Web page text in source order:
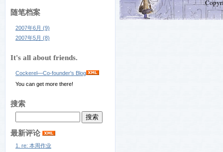
随笔档案
2007年6月 (9)
2007年5月 (8)
It's all about friends.
Cockerel—Co-founder's Blog
You can get more there!
搜索
最新评论
1. re: 本周作业